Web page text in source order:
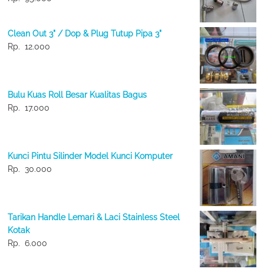
Clean Out 3" / Dop & Plug Tutup Pipa 3"
Rp. 12.000
Bulu Kuas Roll Besar Kualitas Bagus
Rp. 17.000
Kunci Pintu Silinder Model Kunci Komputer
Rp.
30.000
Tarikan Handle Lemari & Laci Stainless Steel
Kotak
Rp. 6.000